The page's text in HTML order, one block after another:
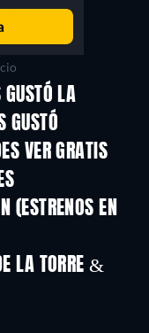
LA
GUSTÓ
VER GRATIS
(ESTRENOS EN
LA TORRE &